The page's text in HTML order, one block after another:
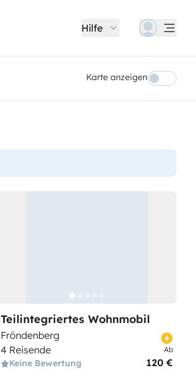
Hilfe
Karte anzeigen
Teilintegriertes Wohnmobil
Fröndenberg
4 Reisende
Keine Bewertung
Ab
120 €